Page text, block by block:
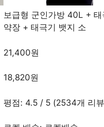
보급형 군인가방 40L + 태
약장 + 태극기 뱃지 소
21,400원
18,820원
평점: 4.5 / 5 (2534개 리